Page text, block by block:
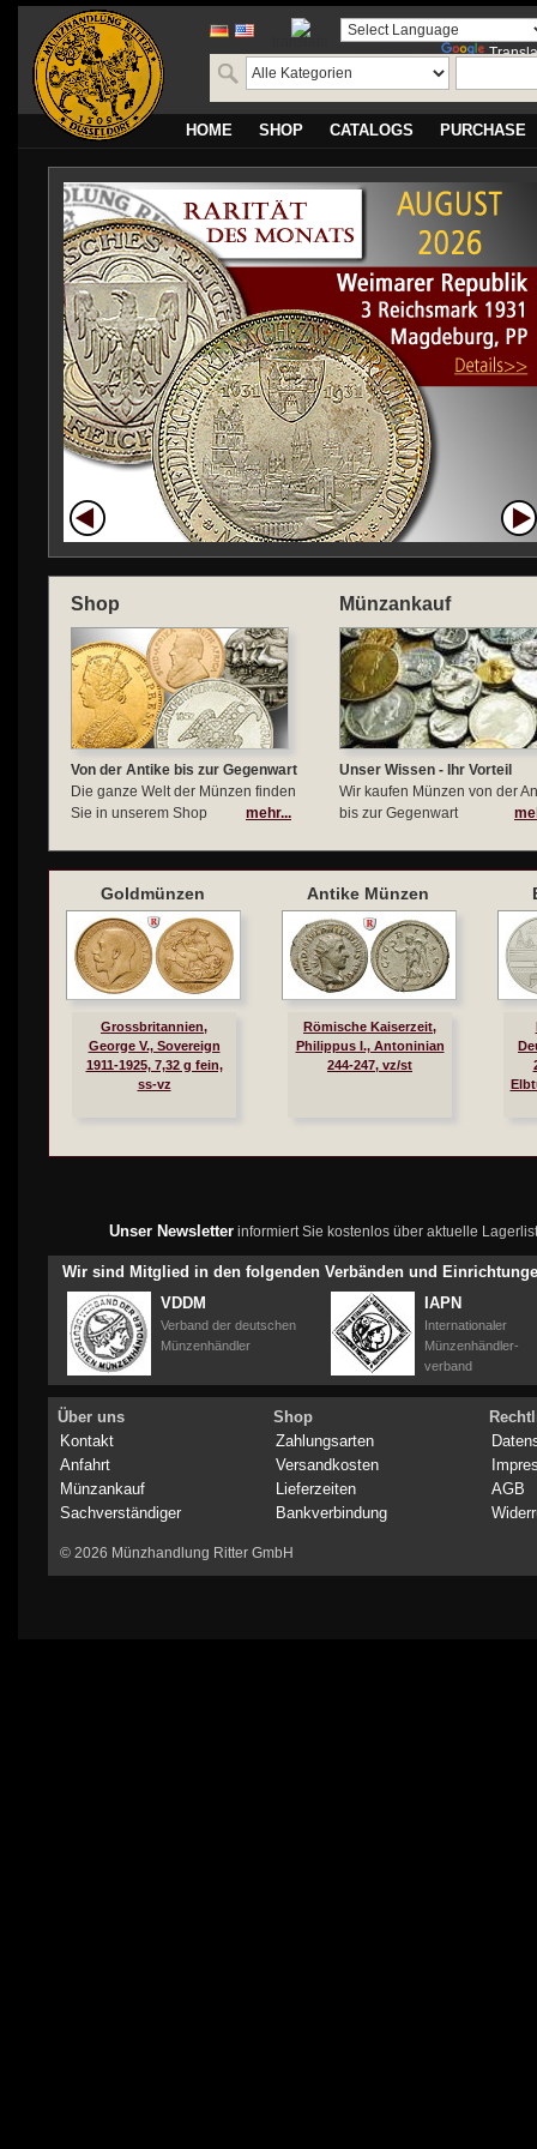
translate
Powered by
HOME SHOP CATALOGS PURCHASE
Shop
Von der Antike bis zur Gegenwart
Die ganze Welt der Münzen finden
Sie in unserem Shop
mehr...
Münzankauf
Unser Wissen - Ihr Vorteil
Wir kaufen Münzen von der
bis zur Gegenwart
Goldmünzen
Grossbritannien,
George V., Sovereign
1911-1925, 7,32 g fein,
ss-vz
Antike Münzen
Römische Kaiserzeit,
Philippus I., Antoninian
244-247, vz/st
Unser Newsletterinformiert Sie kostenlos über aktuelle
Wir sind Mitglied in den folgenden Verbänden und
VDDM
Verband der deutschen
Münzenhändler
IAPN
Internationaler
Münzenhändler-
verband
Über uns
Kontakt
Anfahrt
Münzankauf
Sachverständiger
Shop
Zahlungsarten
Versandkosten
Lieferzeiten
Bankverbindung
AGB
© 2026 Münzhandlung Ritter GmbH